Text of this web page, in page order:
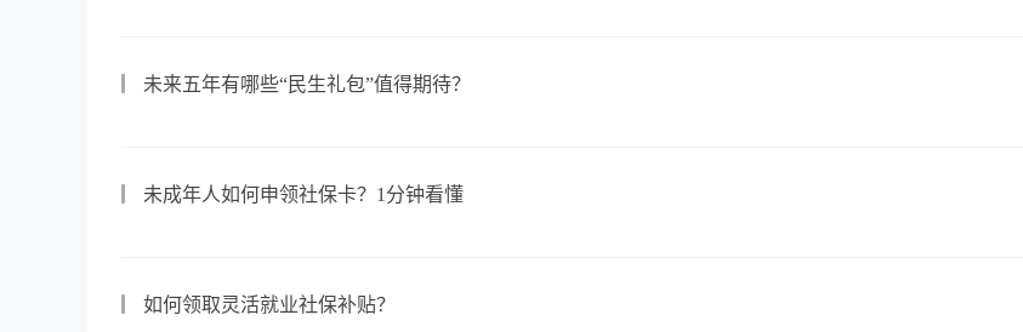
未来五年有哪些“民生礼包”值得期待？
未成年人如何申领社保卡？1分钟看懂
如何领取灵活就业社保补贴？